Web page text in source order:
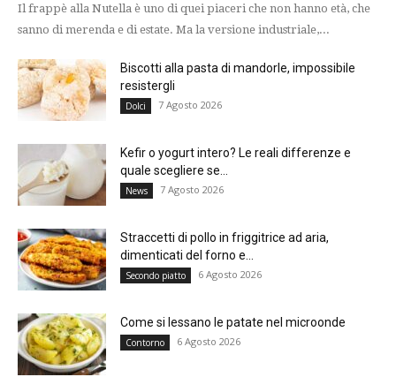
Il frappè alla Nutella è uno di quei piaceri che non hanno età, che
sanno di merenda e di estate. Ma la versione industriale,...
Biscotti alla pasta di mandorle, impossibile
resistergli
Dolci 7 Agosto 2026
Kefir o yogurt intero? Le reali differenze e
quale scegliere se...
News 7 Agosto 2026
Straccetti di pollo in friggitrice ad aria,
dimenticati del forno e...
Secondo piatto 6 Agosto 2026
Come si lessano le patate nel microonde
Contorno 6 Agosto 2026